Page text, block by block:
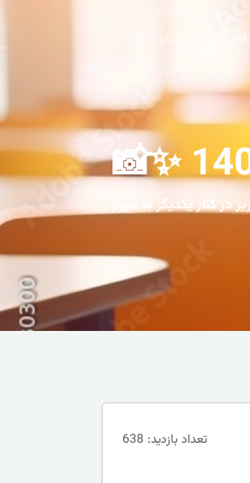
کلاسی زبان / lang
در کنار یکدیگر به مرور
تعداد بازدید: 638